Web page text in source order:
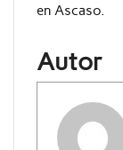
en Ascaso.
Autor